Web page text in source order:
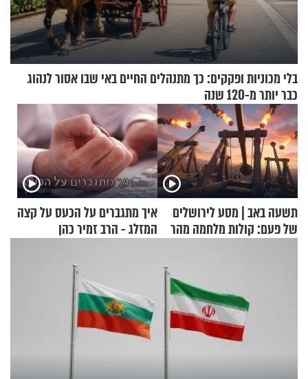
בלי מכוניות ופקקים: כך מתנהלים החיים באי שבו אסור לנהוג
כבר יותר מ-120 שנה
תשעה באב | מסע לירושלים
של פעם: קולות מלחמה מהר
איך מתגברים על הכעס על קצה
המזלג - הרב זמיר כהן